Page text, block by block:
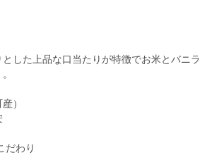
とした上品な口当たりが特徴でお米とバニラ
）
だわり